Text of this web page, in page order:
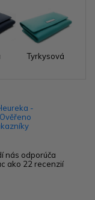
Tyrkysová
nás odporúča
ako 22 recenzií